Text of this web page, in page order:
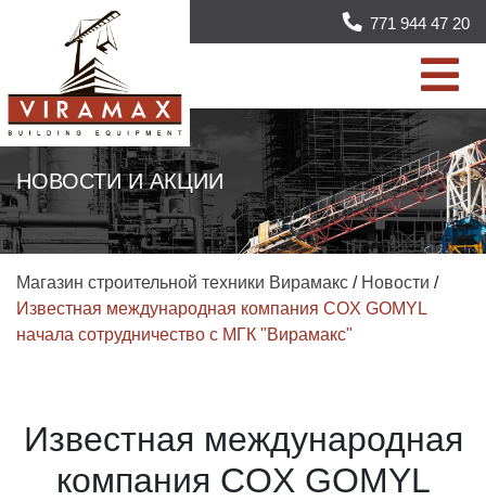
771 944 47 20
НОВОСТИ И АКЦИИ
Магазин строительной техники Вирамакс / Новости /
Известная международная компания COX GOMYL
начала сотрудничество с МГК "Вирамакс"
Известная международная
компания COX GOMYL